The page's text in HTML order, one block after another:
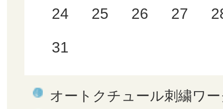
24 25 26 27
31
オートクチュール刺繍ワ